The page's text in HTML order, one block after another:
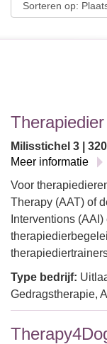
Milisstichel 3 |
Meer informatie
Voor
Therapy (AAT) of
Interventions
Type bedrijf:
Gedragstherapie,